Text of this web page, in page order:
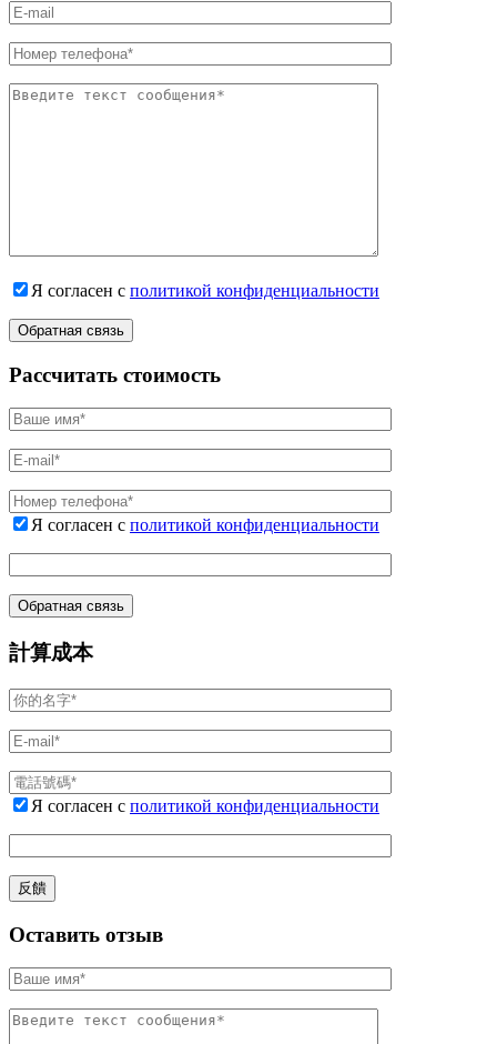
Я согласен с политикой конфиденциальности
Рассчитать стоимость
Я согласен с политикой конфиденциальности
計算成本
Я согласен с политикой конфиденциальности
Оставить отзыв